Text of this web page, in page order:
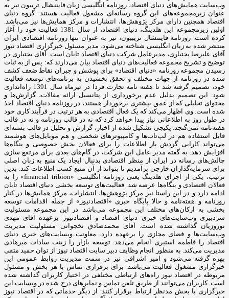
وب‌سایت همایش‌های دنیای اقتصاد، روزنامه انگلیسی ‌زبان فایننشال تریبون نیز به
عنوان زیرمجموعه‌های این گروه رسانه‌ای مشغول فعالیت هستند. گروه دنیای
اقتصاد همچنین دارای مرکز پژوهش‌ها، انتشارات و مرکز همایش‌ها نیز می‌باشد.
اولین زیرمجموعه این هلدینگ، دنیای اقتصاد، از سال 1381 فعالیت خود را آغاز
کرده است. روزنامه فایننشال تریبیون، نیز به عنوان تنها روزنامه اقتصادی ایران
منتشر شده به زبان انگلیسی شناخته می‌شود. مدیر مسئول خبرگزاری اقتصاد نیوز
آقای علیرضا بختیاری، مدیرعامل شرکت دنیای اقتصاد تابان است. آقای بختیاری در
توضیح و تشریح مجموعه فعالیت‌های دنیای اقتصاد بیان می‌دارند که: پس از به ثبات
رسیدن مجموعه روزنامه «دنیای اقتصاد» برای پوشش و جبران نقاط ضعف کشف
شده در روزنامه از جهات مختلف و تحقق بخشیدن به برنامه‌های توسعه فعالیت
خود، تصمیم گرفته شد تا هفته نامه تجارت فردا در تیرماه سال 1391 راه‌اندازی
شود. این تصمیم بدلیل عدم برخورداری از پتانسیل ارائه مقالات، گزارش‌ها و
محتوای تحلیلی که از عمق بیشتری برخوردار هستند، در روزنامه دنیای اقتصاد اخذ
شده است. وی اظهار می‌کند که یک فعال اقتصادی به هر ترتیب در فرآیند کاری خود
در طول روز به اطلاعاتی نیاز پیدا خواهد کرد که نه در قالب روزنامه و نه در قالب
هفته‌نامه نمی‌گنجد. پکیجی تشکیل شده از اخبار، گزارش و تحلیل در قالب بسته‌ای
قابل استفاده هم در لپ‌تاب‌ها و کامپیوترهای شخصی و هم موبایل‌های هوشمند
می‌تواند کارایی گردش باز اطلاعات را برای فعالان بخش خصوصی و بنگاه‌ها
افزایش دهد. به گفته مدیر عامل این شرکت، در گام‌های بعدی برای مرتفع سازی
چالش‌های رسانه در ایران از منظر اقتصادی بدنبال ایجاد یک منبع به زبان اصلی
برای سرمایه‌گذاران خارجی برآمدیم تا بتواند از آن منبع کسب اطلاعات کند. بدین
ترتیب، یکی از اجزای هلدینگ یعنی روزنامه انگلیسی «financial tribion» را به
فعالان اقتصادی و بنگاه‌ها عرضه شد. فعالیت‌های توسعه بخشی دنیای اقتصاد تابان
ادامه دارد و در این راستا نیز مرکز پژوهش‌ها، انتشارات، مرکز همایش‌ها در کنار
روزنامه و هفته‌نامه و حالا پایگاه خبری «اقتصادنیوز» از جمله اقدامات توسعه
بخشی به ارکان‌های مختلف این مجموعه می‌باشد. در این مجموعه مسئولیت
سردبیری وب‌سایت‌های خبری دنیای اقتصاد و اقتصادنیوز برعهده آقای مهدی
نوروزیان گذاشته شده است. آقای محمدصادق نخجوانی مسئولیت مدیریت
وب‌سایت‌ها و فضای مجازی را برعهده دارد. معاونت وبسایت‌های خبری دنیای
اقتصاد را فاطمه استیری انجام می‌دهد. توسعه بازار را زینب سادات میرهادی
مدیریت می‌کند. به منظور انجام وظایف دبیر سایت اقتصاد نیوز از توان حمید متقی
بهره گرفته می‌شود و امیر اشراقی نیز در سمت مدیریت روابط عمومی این
خبرگزاری مشغول فعالیت می‌باشد. برای برقراری تماس با هر بخش و مسئول
مربوطه در اقتصاد نیوز راه‌های ارتباطی مختلفی در اختیار کاربران گذاشته شده
است. کاربران می‌توانند از طریق تلفن تماس و نمابرهای درج شده در وبسایت این
خبرگزاری با بخش مدنظر ارتباط برقرار کنند. از دیگر خدماتی که در اقتصاد نیوز